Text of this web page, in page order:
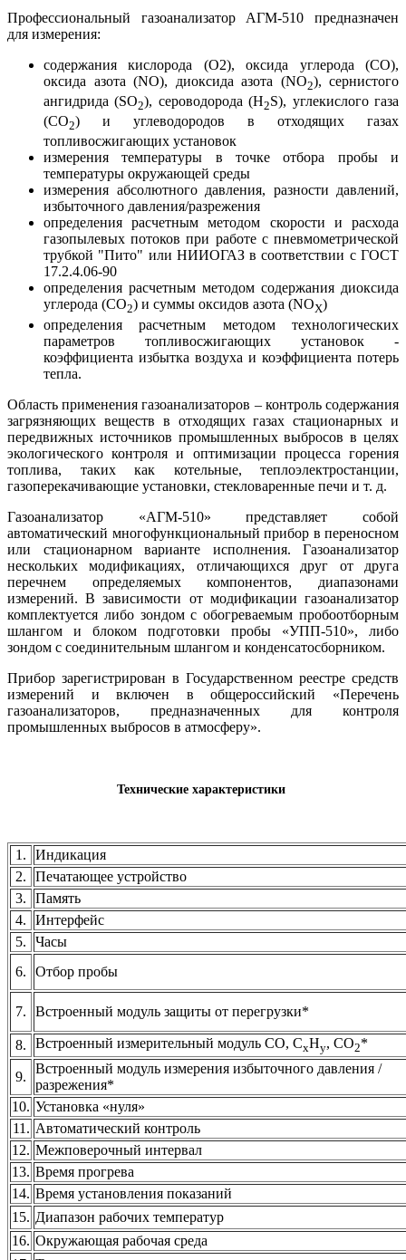
Профессиональный газоанализатор АГМ-510 предназначен
для измерения:
содержания кислорода (О2), оксида углерода (СО),
оксида азота (NO), диоксида азота (NO2), сернистого
ангидрида (SO2), сероводорода (Н2S), углекислого газа
(CO2) и углеводородов в отходящих газах
топливосжигающих установок
измерения температуры в точке отбора пробы и
температуры окружающей среды
измерения абсолютного давления, разности давлений,
избыточного давления/разрежения
определения расчетным методом скорости и расхода
газопылевых потоков при работе с пневмометрической
трубкой "Пито" или НИИОГАЗ в соответствии с ГОСТ
17.2.4.06-90
определения расчетным методом содержания диоксида
углерода (СО2) и суммы оксидов азота (NOX)
определения расчетным методом технологических
параметров топливосжигающих установок -
коэффициента избытка воздуха и коэффициента потерь
тепла.
Область применения газоанализаторов – контроль содержания
загрязняющих веществ в отходящих газах стационарных и
передвижных источников промышленных выбросов в целях
экологического контроля и оптимизации процесса горения
топлива, таких как котельные, теплоэлектростанции,
газоперекачивающие установки, стекловаренные печи и т. д.
Газоанализатор «АГМ-510» представляет собой
автоматический многофункциональный прибор в переносном
или стационарном варианте исполнения. Газоанализатор
нескольких модификациях, отличающихся друг от друга
перечнем определяемых компонентов, диапазонами
измерений. В зависимости от модификации газоанализатор
комплектуется либо зондом с обогреваемым пробоотборным
шлангом и блоком подготовки пробы «УПП-510», либо
зондом с соединительным шлангом и конденсатосборником.
Прибор зарегистрирован в Государственном реестре средств
измерений и включен в общероссийский «Перечень
газоанализаторов, предназначенных для контроля
промышленных выбросов в атмосферу».
Технические характеристики
1.
Индикация
2.
Печатающее устройство
3.
Память
4.
Интерфейс
5.
Часы
6.
Отбор пробы
7. Встроенный модуль защиты от перегрузки*
8. Встроенный измерительный модуль CO, CxHy, CO2*
9.
Встроенный модуль измерения избыточного давления /
разрежения*
10. Установка «нуля»
11. Автоматический контроль
12. Межповерочный интервал
13. Время прогрева
14. Время установления показаний
15. Диапазон рабочих температур
16. Окружающая рабочая среда